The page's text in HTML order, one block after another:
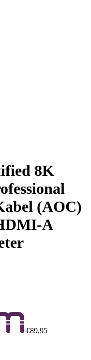
8K
(AOC)
A
€89,95